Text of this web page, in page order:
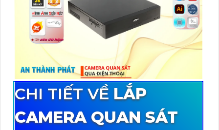
CHI TIẾT VỀ LẮP
CAMERA QUAN SÁT